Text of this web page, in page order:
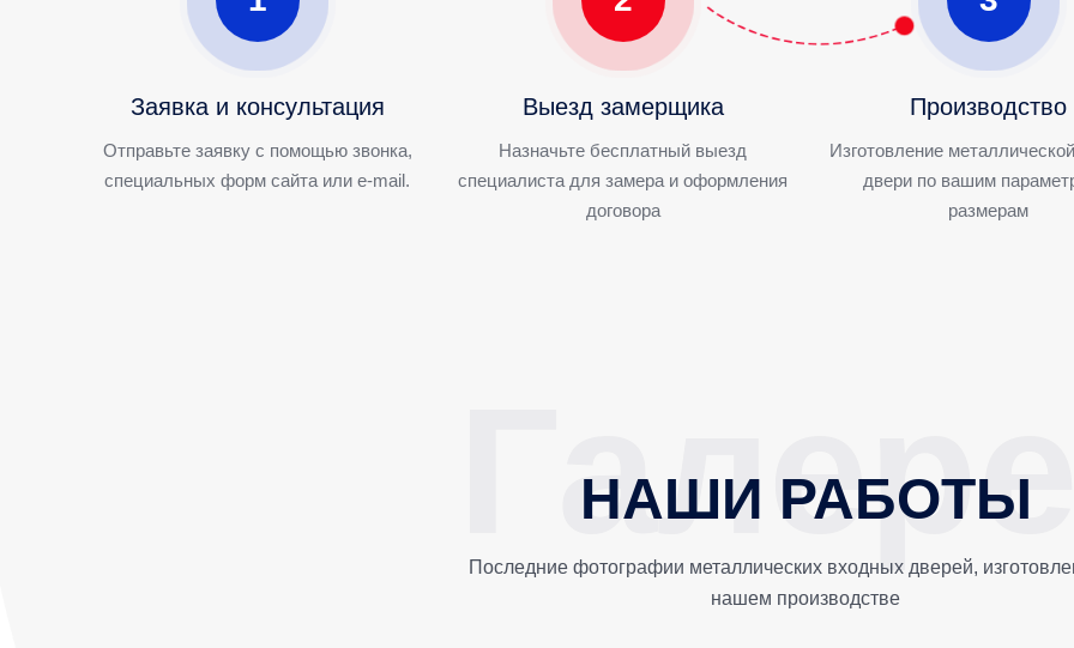
Заявка и консультация
Отправьте заявку с помощью звонка,
специальных форм сайта или e-mail.
Выезд замерщика
Назначьте бесплатный выезд
специалиста для замера и оформления
договора
Производство
Изготовление
двери по вашим
размерам
НАШИ РАБОТЫ
Последние фотографии металлических входных дверей,
нашем производстве